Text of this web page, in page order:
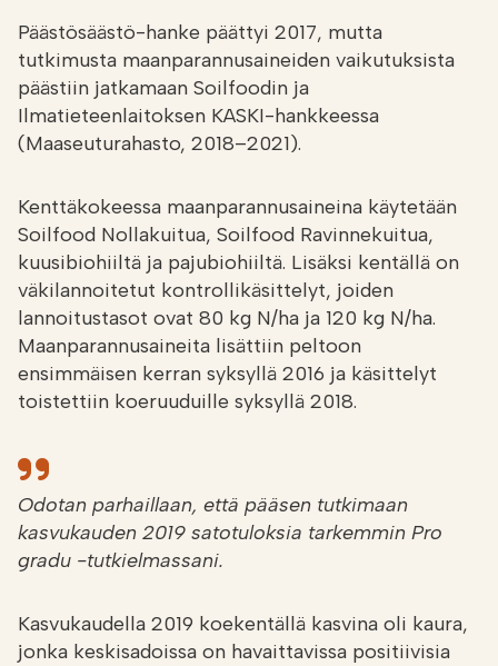
Päästösäästö-hanke päättyi 2017, mutta
tutkimusta maanparannusaineiden vaikutuksista
päästiin jatkamaan Soilfoodin ja
Ilmatieteenlaitoksen KASKI-hankkeessa
(Maaseuturahasto, 2018–2021).
Kenttäkokeessa maanparannusaineina käytetään
Soilfood Nollakuitua, Soilfood Ravinnekuitua,
kuusibiohiiltä ja pajubiohiiltä. Lisäksi kentällä on
väkilannoitetut kontrollikäsittelyt, joiden
lannoitustasot ovat 80 kg N/ha ja 120 kg N/ha.
Maanparannusaineita lisättiin peltoon
ensimmäisen kerran syksyllä 2016 ja käsittelyt
toistettiin koeruuduille syksyllä 2018.
Odotan parhaillaan, että pääsen tutkimaan
kasvukauden 2019 satotuloksia tarkemmin Pro
gradu -tutkielmassani.
Kasvukaudella 2019 koekentällä kasvina oli kaura,
jonka keskisadoissa on havaittavissa positiivisia